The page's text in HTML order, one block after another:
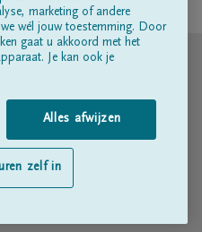
marketing of andere
wél jouw toestemming. Door
gaat u akkoord met het
Je kan ook je
Alles afwijzen
zelf in